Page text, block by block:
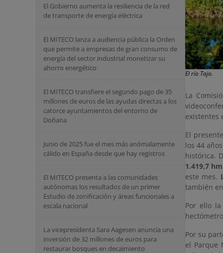
El Gobierno aumenta la resiliencia de la red
de transporte de energía eléctrica
El MITECO lanza a audiencia pública la Orden
que permite a empresas de gran consumo de
energía del sector industrial monetizar su
ahorro energético
El MITECO transfiere el segundo pago de 35
millones de euros de las ayudas directas a los
catorce ayuntamientos del entorno de
Doñana
Junio de 2025 fue el mes más anómalamente
cálido en España desde que hay registros
El MITECO presenta a las comunidades
autónomas los resultados de un primer
Estudio de zonificación y áreas funcionales a
escala nacional
La vicepresidenta Sara Aagesen anuncia una
inversión de 32 millones de euros para
restaurar bosques en decaimiento
El río Tajo.
La
existentes
El
los 44
histórica.
1.419,7
este mes.
también
Por ello
Por su
el Parque